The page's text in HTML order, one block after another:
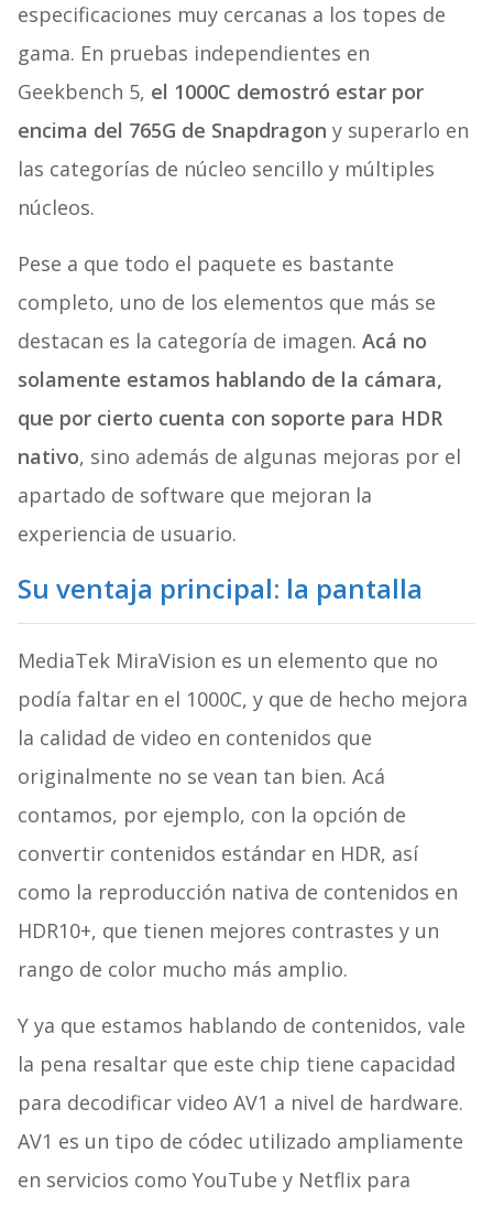
especificaciones muy cercanas a los topes de
gama. En pruebas independientes en
Geekbench 5, el 1000C demostró estar por
encima del 765G de Snapdragon y superarlo en
las categorías de núcleo sencillo y múltiples
núcleos.
Pese a que todo el paquete es bastante
completo, uno de los elementos que más se
destacan es la categoría de imagen. Acá no
solamente estamos hablando de la cámara,
que por cierto cuenta con soporte para HDR
nativo, sino además de algunas mejoras por el
apartado de software que mejoran la
experiencia de usuario.
Su ventaja principal: la pantalla
MediaTek MiraVision es un elemento que no
podía faltar en el 1000C, y que de hecho mejora
la calidad de video en contenidos que
originalmente no se vean tan bien. Acá
contamos, por ejemplo, con la opción de
convertir contenidos estándar en HDR, así
como la reproducción nativa de contenidos en
HDR10+, que tienen mejores contrastes y un
rango de color mucho más amplio.
Y ya que estamos hablando de contenidos, vale
la pena resaltar que este chip tiene capacidad
para decodificar video AV1 a nivel de hardware.
AV1 es un tipo de códec utilizado ampliamente
en servicios como YouTube y Netflix para